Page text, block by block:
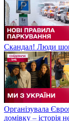
Скандал! Люди
Організувала
домівку – історія